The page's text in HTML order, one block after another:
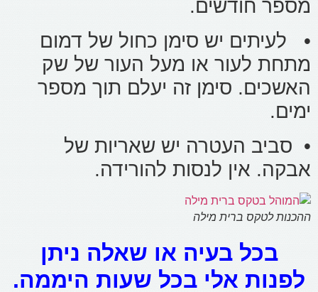
מספר חודשים.
• לעיתים יש סימן כחול של דמום
מתחת לעור או מעל העור של שק
האשכים. סימן זה יעלם תוך מספר
ימים.
• סביב העטרה יש שאריות של
אבקה. אין לנסות להורידה.
ההכנות לטקס ברית מילה
בכל בעיה או שאלה ניתן
לפנות אלי בכל שעות היממה.